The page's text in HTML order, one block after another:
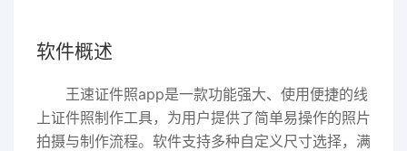
软件概述
王速证件照app是一款功能强大、使用便捷的线
上证件照制作工具，为用户提供了简单易操作的照片
拍摄与制作流程。软件支持多种自定义尺寸选择，满